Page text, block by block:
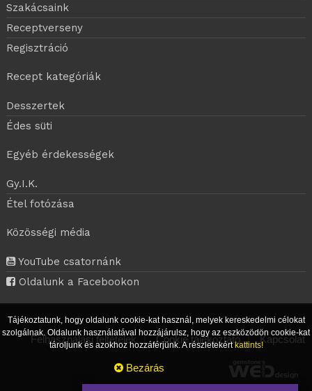
Szakácsaink
Receptverseny
Regisztráció
Recept kategóriák
Desszertek
Édes süti
Egyéb érdekességek
Gy.I.K.
Étel fotózása
Közösségi média
YouTube csatornánk
Oldalunk a Facebookon
Felhasználási feltételek | Cookie tájékoztató | Kapcsolat
Tájékoztatunk, hogy oldalunk cookie-kat használ, melyek kereskedelmi célokat
szolgálnak. Oldalunk használatával hozzájárulsz, hogy az eszközödön cookie-kat
tároljunk és azokhoz hozzáférjünk. A részletekértkattints!
Bezárás